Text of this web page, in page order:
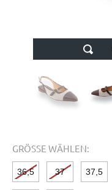
GRÖSSE WÄHLEN:
36,5 37 37,5